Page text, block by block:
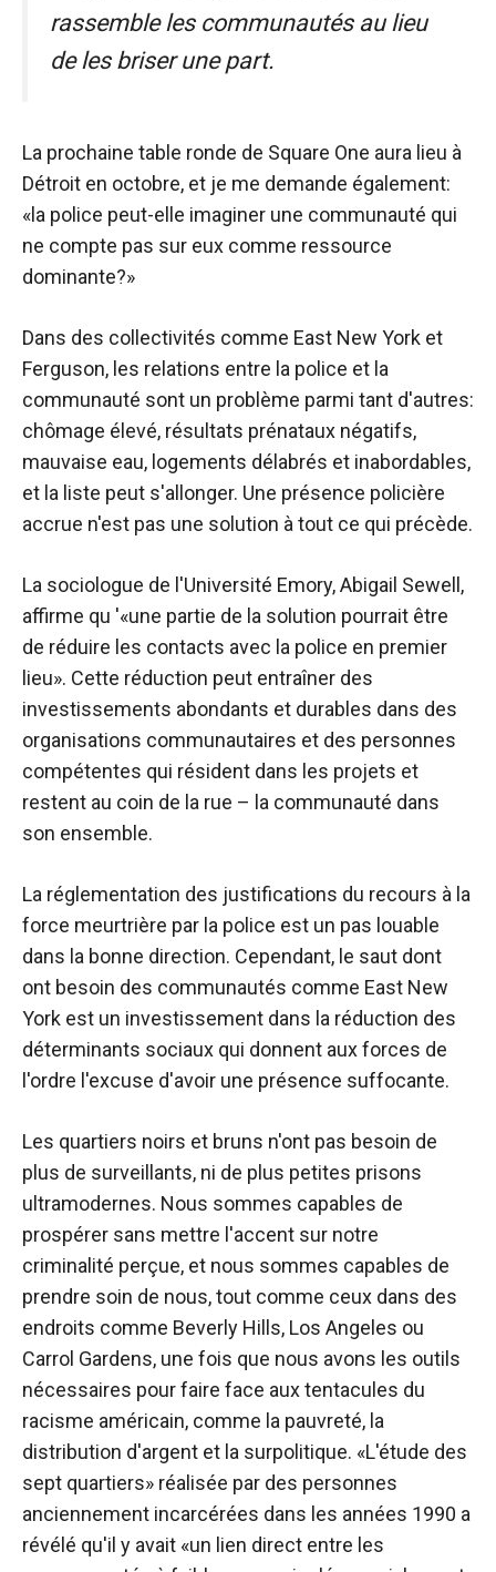
rassemble les communautés au lieu
de les briserune part.
La prochaine table ronde de Square One aura lieu à
Détroit en octobre, et je me demande également:
«la police peut-elle imaginer une communauté qui
ne compte pas sur eux comme ressource
dominante?»
Dans des collectivités comme East New York et
Ferguson, les relations entre la police et la
communauté sont un problème parmi tant d'autres:
chômage élevé, résultats prénataux négatifs,
mauvaise eau, logements délabrés et inabordables,
et la liste peut s'allonger. Une présence policière
accrue n'est pas une solution à tout ce qui précède.
La sociologue de l'Université Emory, Abigail Sewell,
affirme qu '«une partie de la solution pourrait être
de réduire les contacts avec la police en premier
lieu». Cette réduction peut entraîner des
investissements abondants et durables dans des
organisations communautaires et des personnes
compétentes qui résident dans les projets et
restent au coin de la rue – la communauté dans
son ensemble.
La réglementation des justifications du recours à la
force meurtrière par la police est un pas louable
dans la bonne direction. Cependant, le saut dont
ont besoin des communautés comme East New
York est un investissement dans la réduction des
déterminants sociaux qui donnent aux forces de
l'ordre l'excuse d'avoir une présence suffocante.
Les quartiers noirs et bruns n'ont pas besoin de
plus de surveillants, ni de plus petites prisons
ultramodernes. Nous sommes capables de
prospérer sans mettre l'accent sur notre
criminalité perçue, et nous sommes capables de
prendre soin de nous, tout comme ceux dans des
endroits comme Beverly Hills, Los Angeles ou
Carrol Gardens, une fois que nous avons les outils
nécessaires pour faire face aux tentacules du
racisme américain, comme la pauvreté, la
distribution d'argent et la surpolitique. «L'étude des
sept quartiers» réalisée par des personnes
anciennement incarcérées dans les années 1990 a
révélé qu'il y avait «un lien direct entre les